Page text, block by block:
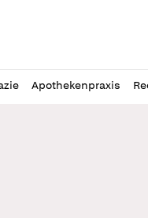
Apothekenpraxis
Logo